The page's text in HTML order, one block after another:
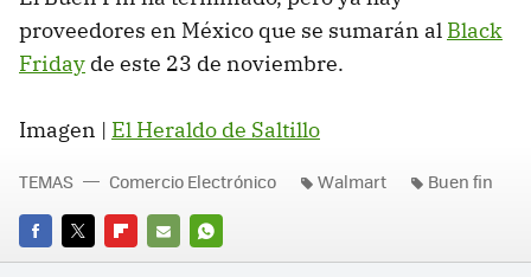
proveedores en México que se sumarán al Black
Friday de este 23 de noviembre.
Imagen | El Heraldo de Saltillo
FACEBOOK
TWITTERFLIPBOARD
E-
WHATSAPP
TEMAS Comercio Electrónico Walmart Buen fin